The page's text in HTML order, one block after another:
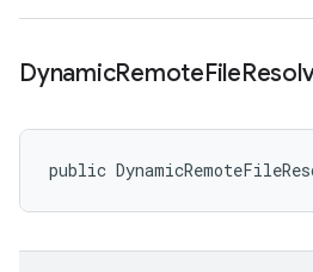
DynamicRemoteFile
public